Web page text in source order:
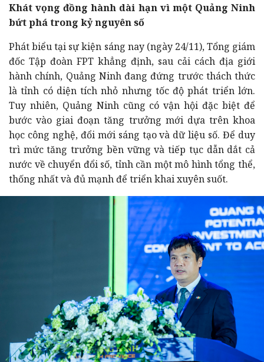
Khát vọng đồng hành dài hạn vì một Quảng Ninh
bứt phá trong kỷ nguyên số
Phát biểu tại sự kiện sáng nay (ngày 24/11), Tổng giám
đốc Tập đoàn FPT khẳng định, sau cải cách địa giới
hành chính, Quảng Ninh đang đứng trước thách thức
là tỉnh có diện tích nhỏ nhưng tốc độ phát triển lớn.
Tuy nhiên, Quảng Ninh cũng có vận hội đặc biệt để
bước vào giai đoạn tăng trưởng mới dựa trên khoa
học công nghệ, đổi mới sáng tạo và dữ liệu số. Để duy
trì mức tăng trưởng bền vững và tiếp tục dẫn dắt cả
nước về chuyển đổi số, tỉnh cần một mô hình tổng thể,
thống nhất và đủ mạnh để triển khai xuyên suốt.